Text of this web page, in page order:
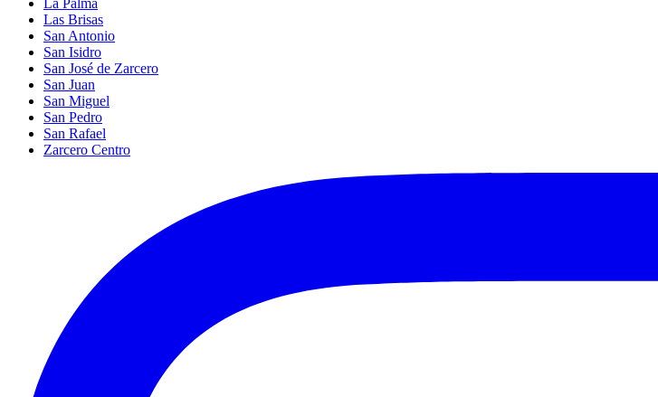
Las Brisas
San Antonio
San Isidro
San José de Zarcero
San Juan
San Miguel
San Pedro
San Rafael
Zarcero Centro